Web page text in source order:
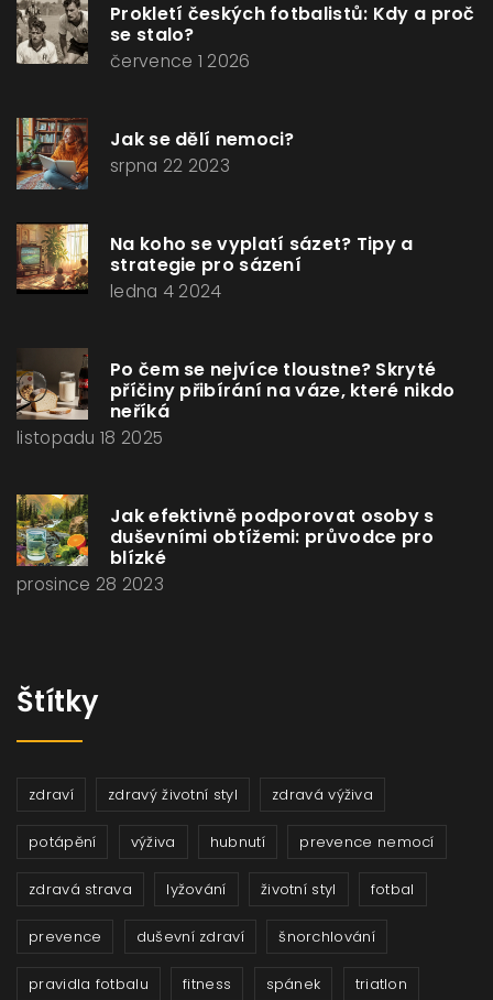
Prokletí českých fotbalistů: Kdy a proč
se stalo?
července 1 2026
Jak se dělí nemoci?
srpna 22 2023
Na koho se vyplatí sázet? Tipy a
strategie pro sázení
ledna 4 2024
Po čem se nejvíce tloustne? Skryté
příčiny přibírání na váze, které nikdo
neříká
listopadu 18 2025
Jak efektivně podporovat osoby s
duševními obtížemi: průvodce pro
blízké
prosince 28 2023
Štítky
zdraví zdravý životní styl zdravá výživa
potápění výživa hubnutí prevence nemocí
zdravá strava lyžování životní styl fotbal
prevence duševní zdraví šnorchlování
pravidla fotbalu fitness spánek triatlon